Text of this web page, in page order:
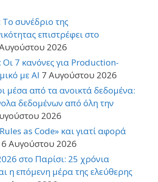
συνέδριο της
επιστρέφει στο
2026
7 κανόνες για Production-
με AI 7 Αυγούστου 2026
μέσα από τα ανοικτά δεδομένα:
δεδομένων από όλη την
2026
as Code» και γιατί αφορά
6 Αυγούστου 2026
στο Παρίσι: 25 χρόνια
η επόμενη μέρα της ελεύθερης